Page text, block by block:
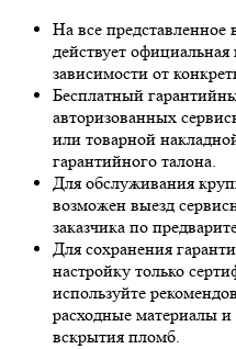
На все представленное
действует официальная
зависимости от
Бесплатный
авторизованных
или товарной
гарантийного талона.
Для обслуживания
возможен выезд
заказчика по
Для сохранения
настройку только
используйте
расходные материалы и
вскрытия пломб.